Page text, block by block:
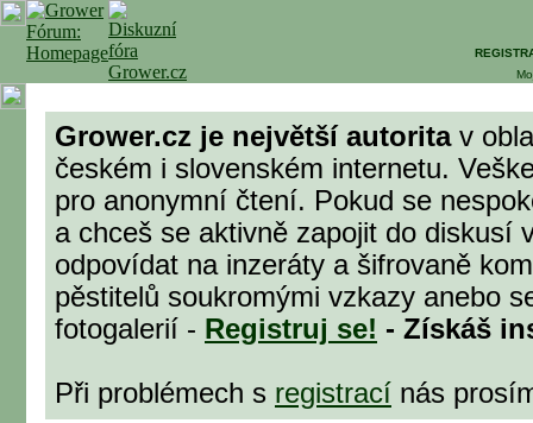
Grower.cz je největší autoritav
českém i slovenském internetu.
pro anonymní čtení. Pokud se
a chceš se aktivně zapojit do diskusí
odpovídat na inzeráty a šifrovaně
pěstitelů soukromými vzkazy anebo
fotogalerií - Registruj se! - Získáš
Při problémech s registrací nás